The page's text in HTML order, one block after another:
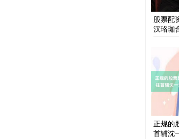
股票配
汉珞珈
正规的
首辅沈